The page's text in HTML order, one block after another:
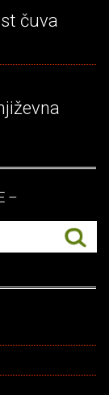
čuva
–